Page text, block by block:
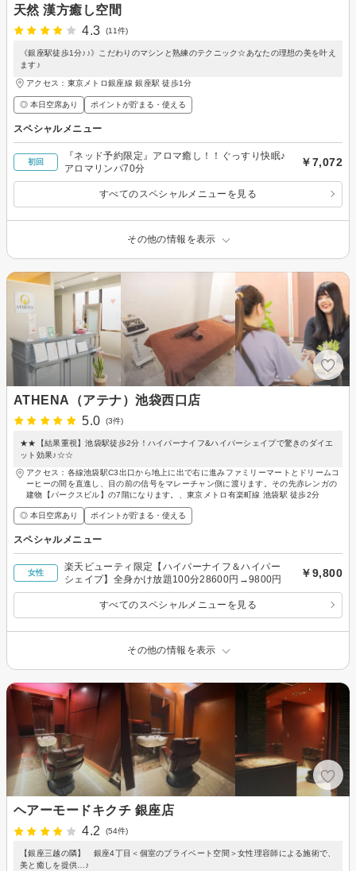
天然 漢方癒し空間
4.3
(11件)
《銀座駅徒歩1分♪♪》こだわりのマシンと熟練のテクニック☆あなたの理想の美を叶え
ます♪
アクセス：東京メトロ銀座線 銀座駅 徒歩1分
◎ 本日空席あり ポイントが貯まる・使える
スペシャルメニュー
初回
『ネッド予約限定』アロマ癒し！！ぐっすり快眠♪
アロマリンパ70分
￥7,072
すべてのスペシャルメニューを見る
その他の情報を表示
ATHENA（アテナ）池袋西口店
5.0
(3件)
★★【結果重視】池袋駅徒歩2分！ハイパーナイフ&ハイパーシェイプで驚きのダイエ
ット効果♪☆☆
アクセス：各線池袋駅C3出口から地上に出で右に進みファミリーマートとドリームコ
ーヒーの間を直進し、目の前の信号をマレーチャン側に渡ります。その先赤レンガの
建物【パークスビル】の7階になります。、東京メトロ有楽町線 池袋駅 徒歩2分
◎ 本日空席あり ポイントが貯まる・使える
スペシャルメニュー
女性
楽天ビューティ限定【ハイパーナイフ＆ハイパー
シェイプ】全身かけ放題100分28600円→9800円
￥9,800
すべてのスペシャルメニューを見る
その他の情報を表示
ヘアーモードキクチ 銀座店
4.2
(54件)
【銀座三越の隣】 銀座4丁目＜個室のプライベート空間＞女性理容師による施術で、
美と癒しを提供…♪